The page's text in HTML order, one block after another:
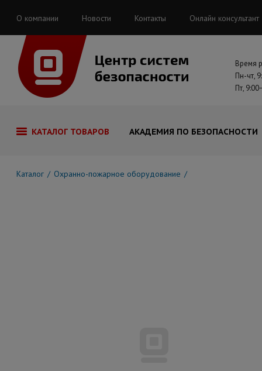
О компании Новости Контакты Онлайн консультант
Время
Пн-чт,
Пт,
КАТАЛОГ ТОВАРОВ АКАДЕМИЯ ПО БЕЗОПАСНОСТИ
Каталог Охранно-пожарное оборудование